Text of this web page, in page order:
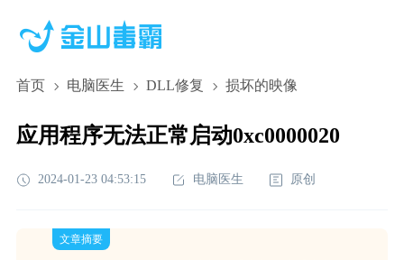
首页 电脑医生 DLL修复 损坏的映像
应用程序无法正常启动0xc0000020
2024-01-23 04:53:15 电脑医生 原创
文章摘要